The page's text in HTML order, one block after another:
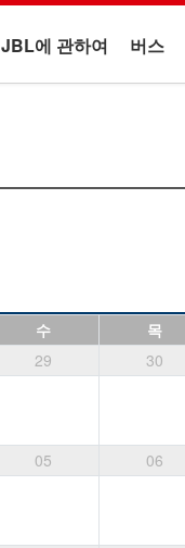
JBL에 관하여 버스
수 목
29 30
05 06